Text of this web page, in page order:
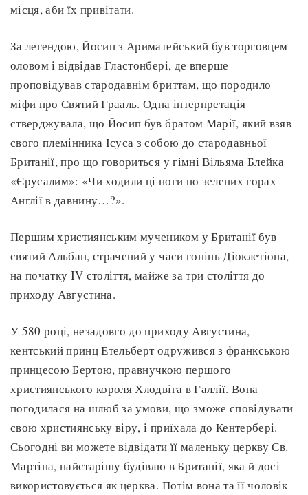
місця, аби їх привітати.
За легендою, Йосип з Ариматейський був торговцем
оловом і відвідав Гластонбері, де вперше
проповідував стародавнім бриттам, що породило
міфи про Святий Грааль. Одна інтерпретація
стверджувала, що Йосип був братом Марії, який взяв
свого племінника Ісуса з собою до стародавньої
Британії, про що говориться у гімні Вільяма Блейка
«Єрусалим»: «Чи ходили ці ноги по зелених горах
Англії в давнину…?».
Першим християнським мучеником у Британії був
святий Альбан, страчений у часи гонінь Діоклетіона,
на початку IV століття, майже за три століття до
приходу Августина.
У 580 році, незадовго до приходу Августина,
кентський принц Етельберт одружився з франкською
принцесою Бертою, правнучкою першого
християнського короля Хлодвіга в Галлії. Вона
погодилася на шлюб за умови, що зможе сповідувати
свою християнську віру, і приїхала до Кентербері.
Сьогодні ви можете відвідати її маленьку церкву Св.
Мартіна, найстарішу будівлю в Британії, яка й досі
використовується як церква. Потім вона та її чоловік